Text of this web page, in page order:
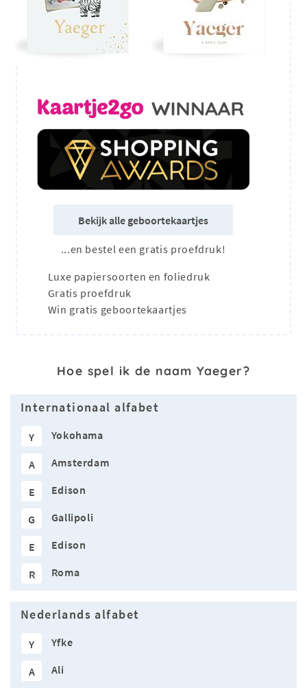
Bekijk alle geboortekaartjes
...en bestel een gratis proefdruk!
Luxe papiersoorten en foliedruk
Gratis proefdruk
Win gratis geboortekaartjes
Hoe spel ik de naam Yaeger?
Internationaal alfabet
Y Yokohama
A Amsterdam
E Edison
G Gallipoli
E Edison
R Roma
Nederlands alfabet
Y Yfke
A Ali